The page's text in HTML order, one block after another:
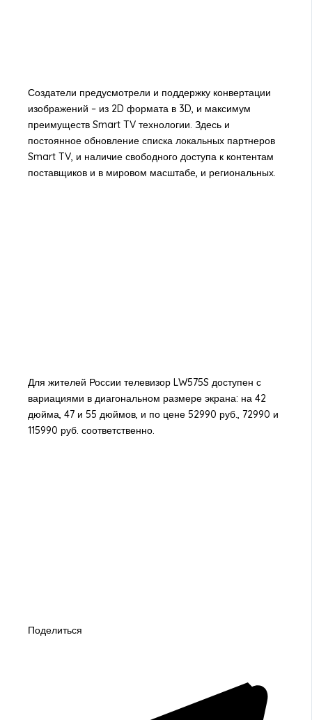
Создатели предусмотрели и поддержку конвертации
изображений – из 2D формата в 3D, и максимум
преимуществ Smart TV технологии. Здесь и
постоянное обновление списка локальных партнеров
Smart TV, и наличие свободного доступа к контентам
поставщиков и в мировом масштабе, и региональных.
Для жителей России телевизор LW575S доступен с
вариациями в диагональном размере экрана: на 42
дюйма, 47 и 55 дюймов, и по цене 52990 руб., 72990 и
115990 руб. соответственно.
Поделиться